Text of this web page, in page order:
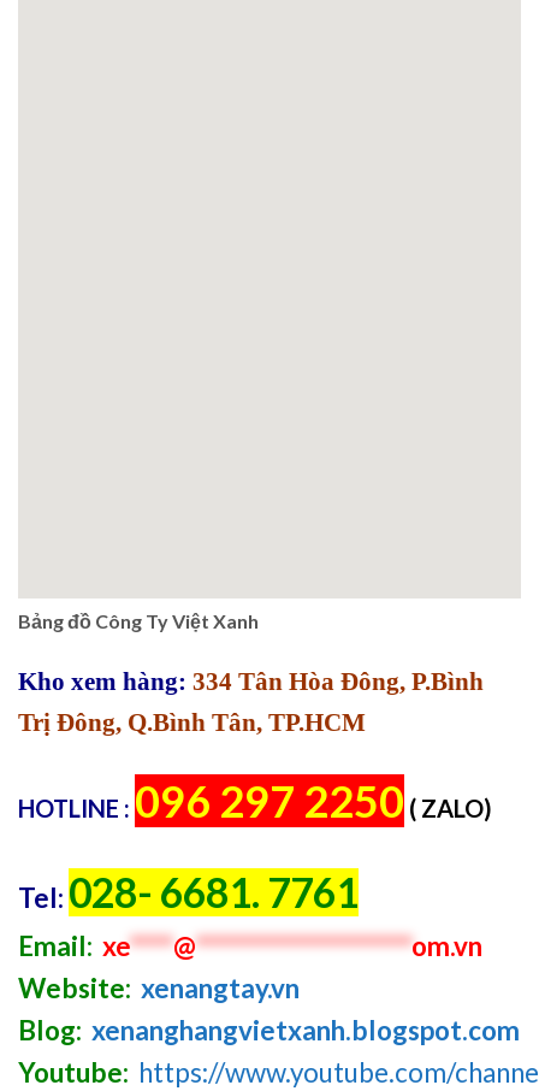
Bảng đồ Công Ty Việt Xanh
Kho xem hàng: 334 Tân Hòa Đông, P.Bình
Trị Đông, Q.Bình Tân, TP.HCM
HOTLINE : 096 297 2250 ( ZALO)
Tel: 028- 6681. 7761
Email: xe****@********************om.vn
Website: xenangtay.vn
Blog: xenanghangvietxanh.blogspot.com
Youtube: https://www.youtube.com/